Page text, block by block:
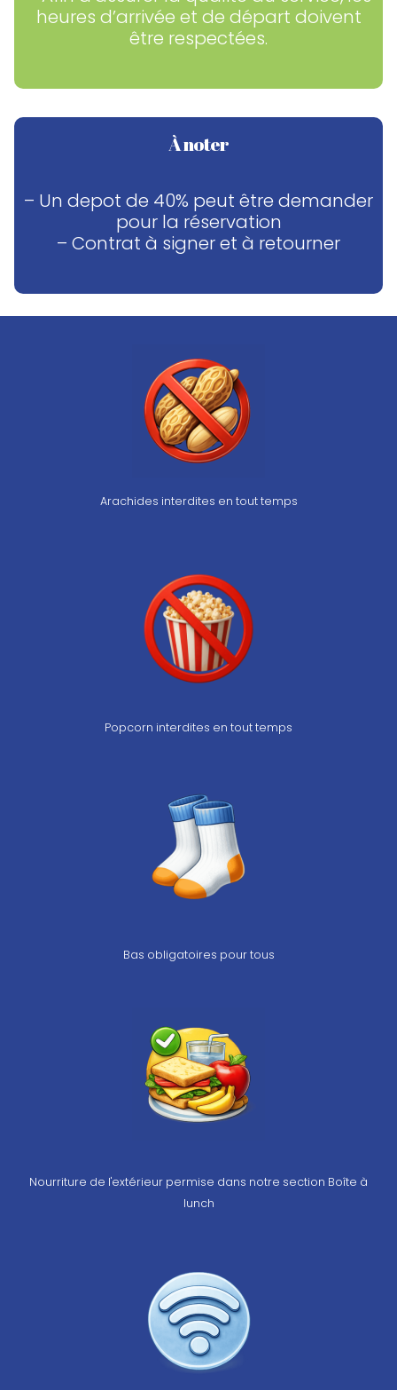
heures d’arrivée et de départ doivent
être respectées.
À noter
– Un depot de 40% peut être demander
pour la réservation
– Contrat à signer et à retourner
Arachides interdites en tout temps
Popcorn interdites en tout temps
Bas obligatoires pour tous
Nourriture de l'extérieur permise dans notre section Boîte à
lunch